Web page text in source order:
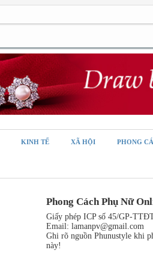
KINH TẾ XÃ HỘI PHONG
Phong Cách Phụ Nữ
Giấy phép ICP số 45/GP-
Email: lamanpv@gmail.com
Ghi rõ nguồn Phunustyle khi
này!